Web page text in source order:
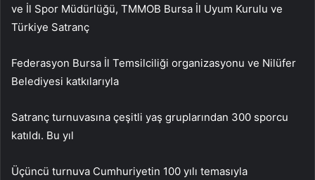
ve İl Spor Müdürlüğü, TMMOB Bursa İl Uyum Kurulu ve
Türkiye Satranç
Federasyon Bursa İl Temsilciliği organizasyonu ve Nilüfer
Belediyesi katkılarıyla
Satranç turnuvasına çeşitli yaş gruplarından 300 sporcu
katıldı. Bu yıl
Üçüncü turnuva Cumhuriyetin 100 yılı temasıyla